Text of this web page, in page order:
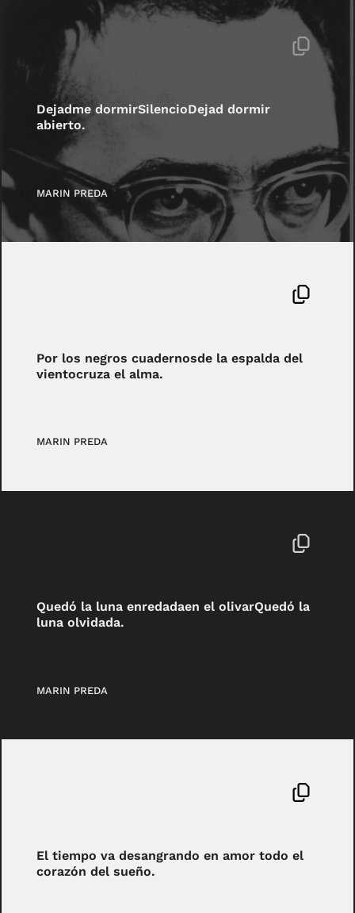
Dejadme dormirSilencioDejad dormir
abierto.
MARIN PREDA
Por los negros cuadernosde la espalda del
vientocruza el alma.
MARIN PREDA
Quedó la luna enredadaen el olivarQuedó la
luna olvidada.
MARIN PREDA
El tiempo va desangrando en amor todo el
corazón del sueño.